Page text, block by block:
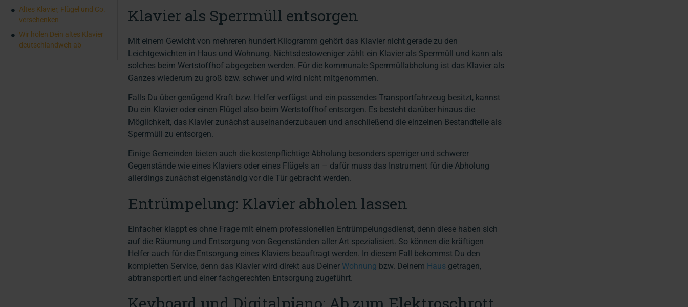
Altes Klavier, Flügel und Co.
verschenken
Wir holen Dein altes Klavier
deutschlandweit ab
Klavier als Sperrmüll entsorgen
Mit einem Gewicht von mehreren hundert Kilogramm gehört das Klavier nicht gerade zu den
Leichtgewichten in Haus und Wohnung. Nichtsdestoweniger zählt ein Klavier als Sperrmüll und kann als
solches beim Wertstoffhof abgegeben werden. Für die kommunale Sperrmüllabholung ist das Klavier als
Ganzes wiederum zu groß bzw. schwer und wird nicht mitgenommen.
Falls Du über genügend Kraft bzw. Helfer verfügst und ein passendes Transportfahrzeug besitzt, kannst
Du ein Klavier oder einen Flügel also beim Wertstoffhof entsorgen. Es besteht darüber hinaus die
Möglichkeit, das Klavier zunächst auseinanderzubauen und anschließend die einzelnen Bestandteile als
Sperrmüll zu entsorgen.
Einige Gemeinden bieten auch die kostenpflichtige Abholung besonders sperriger und schwerer
Gegenstände wie eines Klaviers oder eines Flügels an – dafür muss das Instrument für die Abholung
allerdings zunächst eigenständig vor die Tür gebracht werden.
Entrümpelung: Klavier abholen lassen
Einfacher klappt es ohne Frage mit einem professionellen Entrümpelungsdienst, denn diese haben sich
auf die Räumung und Entsorgung von Gegenständen aller Art spezialisiert. So können die kräftigen
Helfer auch für die Entsorgung eines Klaviers beauftragt werden. In diesem Fall bekommst Du den
kompletten Service, denn das Klavier wird direkt aus Deiner Wohnung bzw. Deinem Haus getragen,
abtransportiert und einer fachgerechten Entsorgung zugeführt.